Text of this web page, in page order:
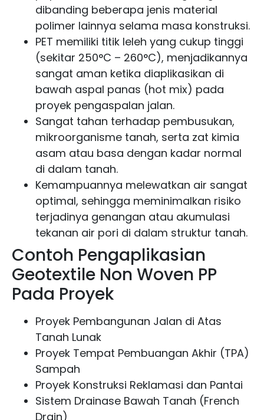
dibanding beberapa jenis material
polimer lainnya selama masa konstruksi.
PET memiliki titik leleh yang cukup tinggi
(sekitar 250°C – 260°C), menjadikannya
sangat aman ketika diaplikasikan di
bawah aspal panas (hot mix) pada
proyek pengaspalan jalan.
Sangat tahan terhadap pembusukan,
mikroorganisme tanah, serta zat kimia
asam atau basa dengan kadar normal
di dalam tanah.
Kemampuannya melewatkan air sangat
optimal, sehingga meminimalkan risiko
terjadinya genangan atau akumulasi
tekanan air pori di dalam struktur tanah.
Contoh Pengaplikasian
Geotextile Non Woven PP
Pada Proyek
Proyek Pembangunan Jalan di Atas
Tanah Lunak
Proyek Tempat Pembuangan Akhir (TPA)
Sampah
Proyek Konstruksi Reklamasi dan Pantai
Sistem Drainase Bawah Tanah (French
Drain)